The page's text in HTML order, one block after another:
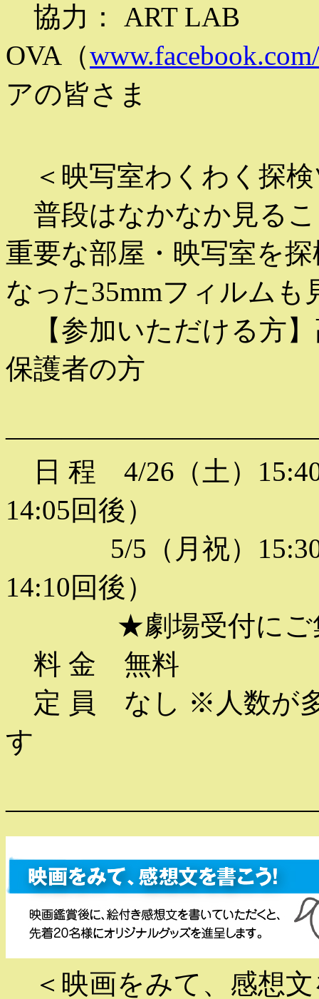
協力： ART LAB
OVA（
アの皆さま
＜映写室わくわく探
普段はなかなか見る
重要な部屋・映写室を
なった35mmフィルム
【参加いただける方
保護者の方
日 程 4/26（土）
14:05回後）
5/5（月祝）15:30〜
14:10回後）
★劇場受付にご集
料 金 無料
定 員 なし ※人数が多
す
＜映画をみて、感想文